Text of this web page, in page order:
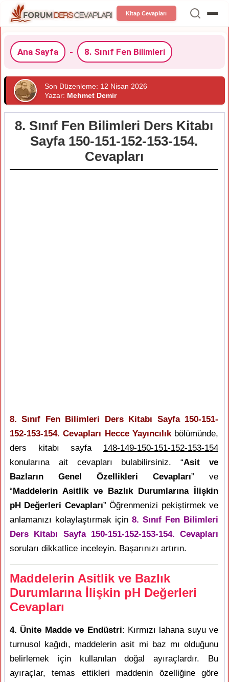
Kitap Cevapları
Ana Sayfa - 8. Sınıf Fen Bilimleri
Son Düzenleme: 12 Nisan 2026
Yazar: Mehmet Demir
8. Sınıf Fen Bilimleri Ders Kitabı
Sayfa 150-151-152-153-154.
Cevapları
8. Sınıf Fen Bilimleri Ders Kitabı Sayfa 150-151-
152-153-154. Cevapları Hecce Yayıncılıkbölümünde,
ders kitabı sayfa 148-149-150-151-152-153-154
konularına ait cevapları bulabilirsiniz. “Asit ve
Bazların Genel Özellikleri Cevapları” ve
“Maddelerin Asitlik ve Bazlık Durumlarına İlişkin
pH Değerleri Cevapları” Öğrenmenizi pekiştirmek ve
anlamanızı kolaylaştırmak için 8. Sınıf Fen Bilimleri
Ders Kitabı Sayfa 150-151-152-153-154. Cevapları
soruları dikkatlice inceleyin. Başarınızı artırın.
Maddelerin Asitlik ve Bazlık
Durumlarına İlişkin pH Değerleri
Cevapları
4. Ünite Madde ve Endüstri: Kırmızı lahana suyu ve
turnusol kağıdı, maddelerin asit mi baz mı olduğunu
belirlemek için kullanılan doğal ayıraçlardır. Bu
ayıraçlar, temas ettikleri maddenin özelliğine göre